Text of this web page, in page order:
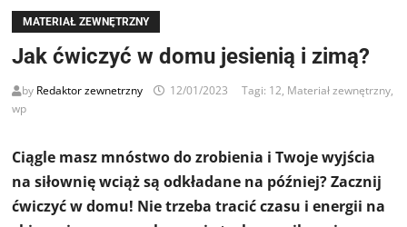
MATERIAŁ ZEWNĘTRZNY
Jak ćwiczyć w domu jesienią i zimą?
by Redaktor zewnetrzny 12/01/2023 Tagi: 12, Materiał zewnętrzny,
wp
Ciągle masz mnóstwo do zrobienia i Twoje wyjścia
na siłownię wciąż są odkładane na później? Zacznij
ćwiczyć w domu! Nie trzeba tracić czasu i energii na